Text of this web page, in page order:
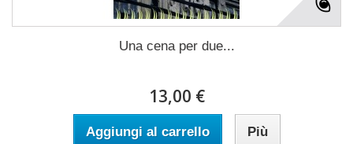
Una cena per due...
13,00 €
Aggiungi al carrello Più